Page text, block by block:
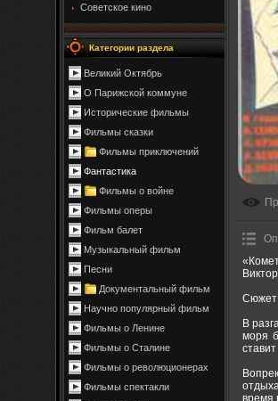
Советское кино
Категории раздела
Великий Октябрь
О Парижской коммуне
Исторические фильмы
Фильмы сказки
Фильмы приключений
Фантастика
Фильмы о войне
Фильмы оперы
Фильм балет
Музыкальный фильм
Песни
Документальный фильм
Научно популярный фильм
Фильмы о Ленине
Фильмы о Сталине
Фильмы о революционерах
Фильмы спектакли
Сюжет
В
моря
время